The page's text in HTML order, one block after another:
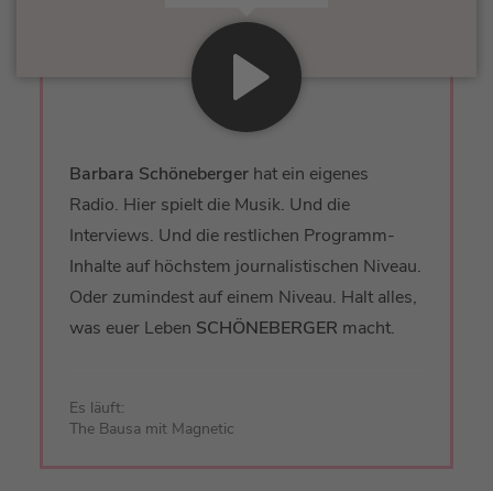
Barbara Schöneberger hat ein eigenes
Radio. Hier spielt die Musik. Und die
Interviews. Und die restlichen Programm-
Inhalte auf höchstem journalistischen Niveau.
Oder zumindest auf einem Niveau. Halt alles,
was euer Leben SCHÖNEBERGER macht.
Es läuft:
The Bausa mit Magnetic